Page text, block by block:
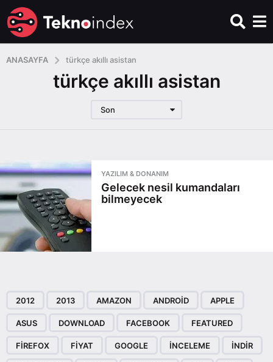
ANASAYFA türkçe akıllı asistan
türkçe akıllı asistan
Son
YAZILIM & DONANIM
Gelecek nesil kumandaları
bilmeyecek
2012 2013 AMAZON ANDROID APPLE
ASUS DOWNLOAD FACEBOOK FEATURED
FIREFOX FIYAT GOOGLE INCELEME INDIR